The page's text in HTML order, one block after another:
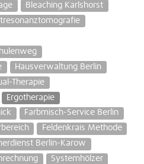
Bleaching Karlshorst
Hausverwaltung Berlin
Therapie
Ergotherapie
Farbmisch-Service Berlin
Feldenkrais Methode
Berlin-Karow
Systemhölzer